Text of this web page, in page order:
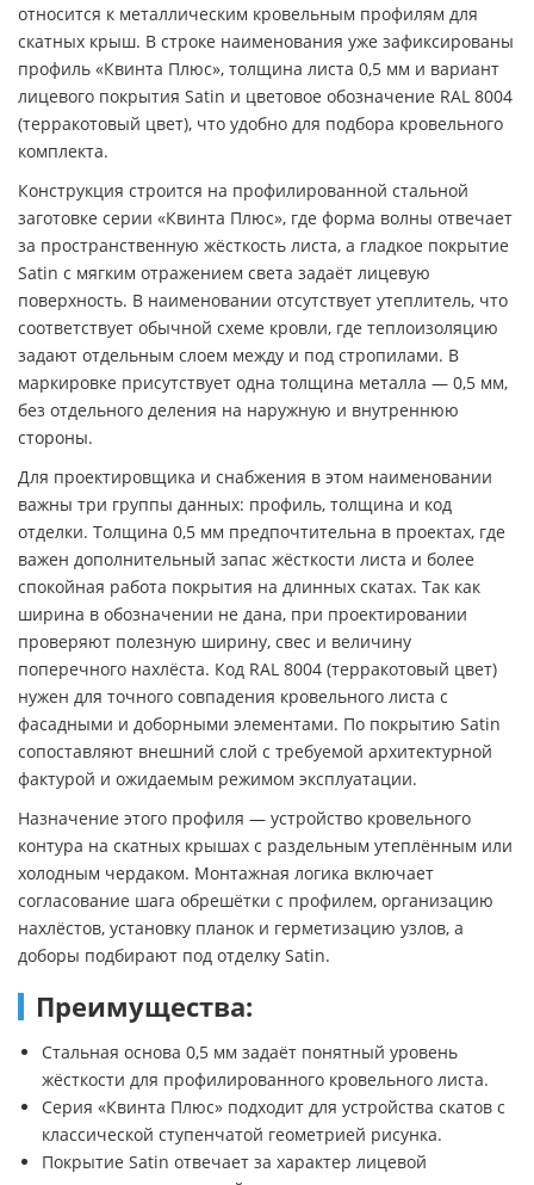
относится к металлическим кровельным профилям для
скатных крыш. В строке наименования уже зафиксированы
профиль «Квинта Плюс», толщина листа 0,5 мм и вариант
лицевого покрытия Satin и цветовое обозначение RAL 8004
(терракотовый цвет), что удобно для подбора кровельного
комплекта.
Конструкция строится на профилированной стальной
заготовке серии «Квинта Плюс», где форма волны отвечает
за пространственную жёсткость листа, а гладкое покрытие
Satin с мягким отражением света задаёт лицевую
поверхность. В наименовании отсутствует утеплитель, что
соответствует обычной схеме кровли, где теплоизоляцию
задают отдельным слоем между и под стропилами. В
маркировке присутствует одна толщина металла — 0,5 мм,
без отдельного деления на наружную и внутреннюю
стороны.
Для проектировщика и снабжения в этом наименовании
важны три группы данных: профиль, толщина и код
отделки. Толщина 0,5 мм предпочтительна в проектах, где
важен дополнительный запас жёсткости листа и более
спокойная работа покрытия на длинных скатах. Так как
ширина в обозначении не дана, при проектировании
проверяют полезную ширину, свес и величину
поперечного нахлёста. Код RAL 8004 (терракотовый цвет)
нужен для точного совпадения кровельного листа с
фасадными и доборными элементами. По покрытию Satin
сопоставляют внешний слой с требуемой архитектурной
фактурой и ожидаемым режимом эксплуатации.
Назначение этого профиля — устройство кровельного
контура на скатных крышах с раздельным утеплённым или
холодным чердаком. Монтажная логика включает
согласование шага обрешётки с профилем, организацию
нахлёстов, установку планок и герметизацию узлов, а
доборы подбирают под отделку Satin.
Преимущества:
Стальная основа 0,5 мм задаёт понятный уровень
жёсткости для профилированного кровельного листа.
Серия «Квинта Плюс» подходит для устройства скатов с
классической ступенчатой геометрией рисунка.
Покрытие Satin отвечает за характер лицевой